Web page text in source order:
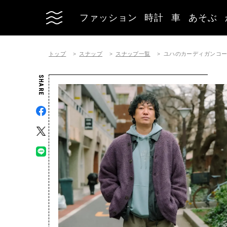
ファッション 時計 車 あそぶ
トップ スナップ スナップ一覧 ユハのカーディガンコ
SHARE